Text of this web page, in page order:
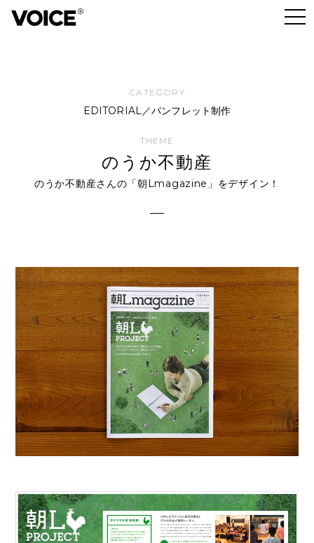
EDITORIAL／パンフレット制作
のうか不動産
のうか不動産さんの「朝Lmagazine」をデザイン！